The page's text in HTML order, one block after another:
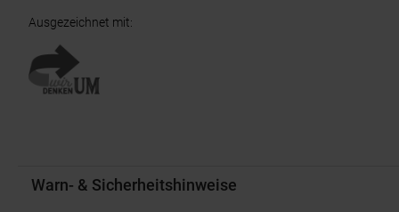
Ausgezeichnet mit:
Warn- & Sicherheitshinweise